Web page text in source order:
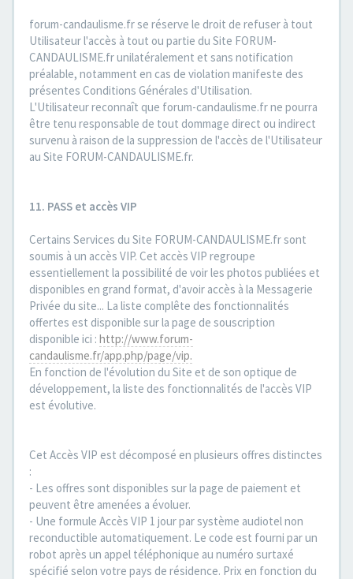
forum-candaulisme.fr se réserve le droit de refuser à tout
Utilisateur l'accès à tout ou partie du Site FORUM-
CANDAULISME.fr unilatéralement et sans notification
préalable, notamment en cas de violation manifeste des
présentes Conditions Générales d'Utilisation.
L'Utilisateur reconnaît que forum-candaulisme.fr ne pourra
être tenu responsable de tout dommage direct ou indirect
survenu à raison de la suppression de l'accès de l'Utilisateur
au Site FORUM-CANDAULISME.fr.
11. PASS et accès VIP
Certains Services du Site FORUM-CANDAULISME.fr sont
soumis à un accès VIP. Cet accès VIP regroupe
essentiellement la possibilité de voir les photos publiées et
disponibles en grand format, d'avoir accès à la Messagerie
Privée du site... La liste complête des fonctionnalités
offertes est disponible sur la page de souscription
disponible ici : http://www.forum-
candaulisme.fr/app.php/page/vip.
En fonction de l'évolution du Site et de son optique de
développement, la liste des fonctionnalités de l'accès VIP
est évolutive.
Cet Accès VIP est décomposé en plusieurs offres distinctes
:
- Les offres sont disponibles sur la page de paiement et
peuvent être amenées a évoluer.
- Une formule Accès VIP 1 jour par système audiotel non
reconductible automatiquement. Le code est fourni par un
robot après un appel téléphonique au numéro surtaxé
spécifié selon votre pays de résidence. Prix en fonction du